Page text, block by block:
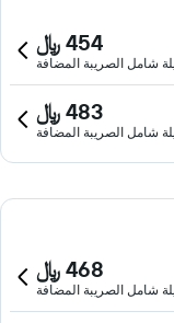
454 ﷼
شامل الصريبة المضافة
483 ﷼
شامل الصريبة المضافة
468 ﷼
شامل الصريبة المضافة